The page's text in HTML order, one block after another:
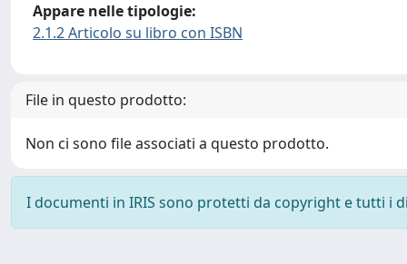
Appare nelle tipologie:
2.1.2 Articolo su libro con ISBN
File in questo prodotto:
Non ci sono file associati a questo prodotto.
I documenti in IRIS sono protetti da copyright e tutti i